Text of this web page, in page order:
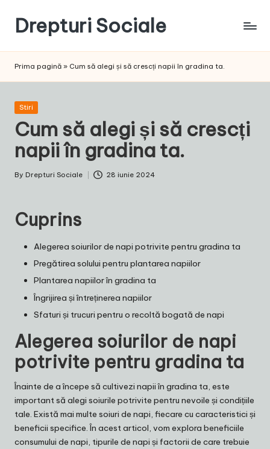
content
Drepturi Sociale
Sociale:
Ta,
Schimbarea
Noastră!
Prima pagină » Cum să alegi și să crescți napii în gradina ta.
Posted
Stiri
Cum să alegi și să crescți
napii în gradina ta.
Posted
By Drepturi Sociale 28 iunie 2024
Cuprins
Alegerea soiurilor de napi potrivite pentru gradina ta
Pregătirea solului pentru plantarea napiilor
Plantarea napiilor în gradina ta
Îngrijirea și întreținerea napiilor
Sfaturi și trucuri pentru o recoltă bogată de napi
Alegerea soiurilor de napi
potrivite pentru gradina ta
Înainte de a începe să cultivezi napii în gradina ta, este
important să alegi soiurile potrivite pentru nevoile și condițiile
tale. Există mai multe soiuri de napi, fiecare cu caracteristici și
beneficii specifice. În acest articol, vom explora beneficiile
consumului de napi, tipurile de napi și factorii de care trebuie